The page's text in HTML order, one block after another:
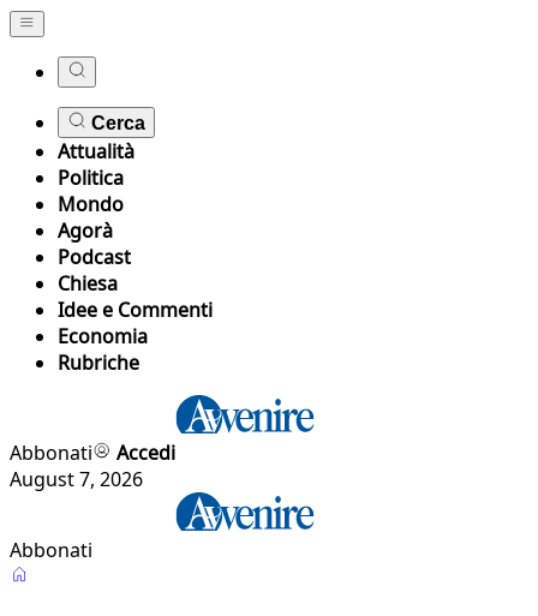
Cerca
Attualità
Politica
Mondo
Agorà
Podcast
Chiesa
Idee e Commenti
Economia
Rubriche
Abbonati
Accedi
August 7, 2026
Abbonati